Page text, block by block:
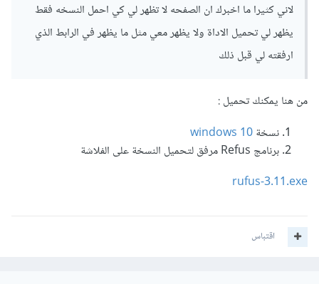
لاني كثيرا ما اخبرك ان الصفحه لا تظهر لي كي احمل النسخه فقط
يظهر لي تحميل الاداة ولا يظهر معي مثل ما يظهر في الرابط الذي
ارفقته لي قبل ذلك
من هنا يمكنك تحميل :
نسخةwindows 10
برنامج Refus مرفق لتحميل النسخة على الفلاشة
rufus-3.11.exe
اقتباس